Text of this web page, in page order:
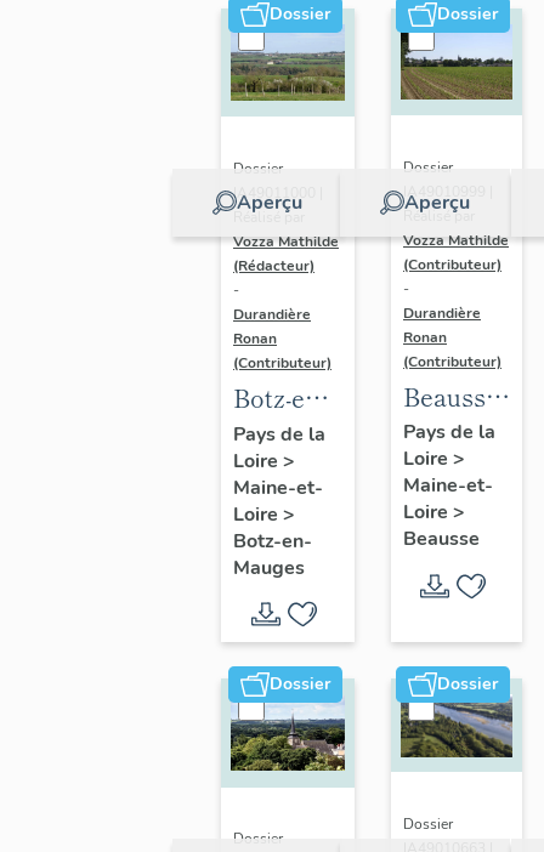
Dossier
Aperçu
Dossier
IA49011000 |
Réalisé par
Vozza Mathilde
(Rédacteur)
-
Durandière
Ronan
(Contributeur)
Botz-en-
Mauges :
présentation
de la
commune
Pays de la
Loire >
Maine-et-
Loire >
Botz-en-
Mauges
Dossier
Aperçu
Dossier
IA49010999 |
Réalisé par
Vozza Mathilde
(Contributeur)
-
Durandière
Ronan
(Contributeur)
Beausse :
de la
commune
Pays de la
Loire >
Maine-et-
Loire >
Beausse
Dossier
Dossier
Dossier
Dossier